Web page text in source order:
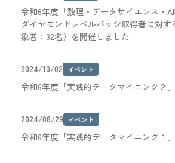
令和6年度「数理・データサイエンス・AI
ダイヤモンドレベルバッジ取得者に対
象者：32名）を開催しました
2024/10/02 イベント
令和6年度「実践的データマイニング２
2024/08/29 イベント
令和6年度「実践的データマイニング１